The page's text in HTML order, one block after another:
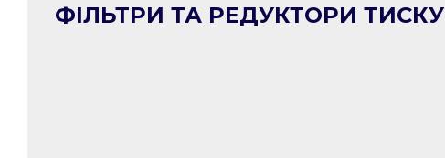
ФІЛЬТРИ ТА РЕДУКТОРИ ТИСКУ